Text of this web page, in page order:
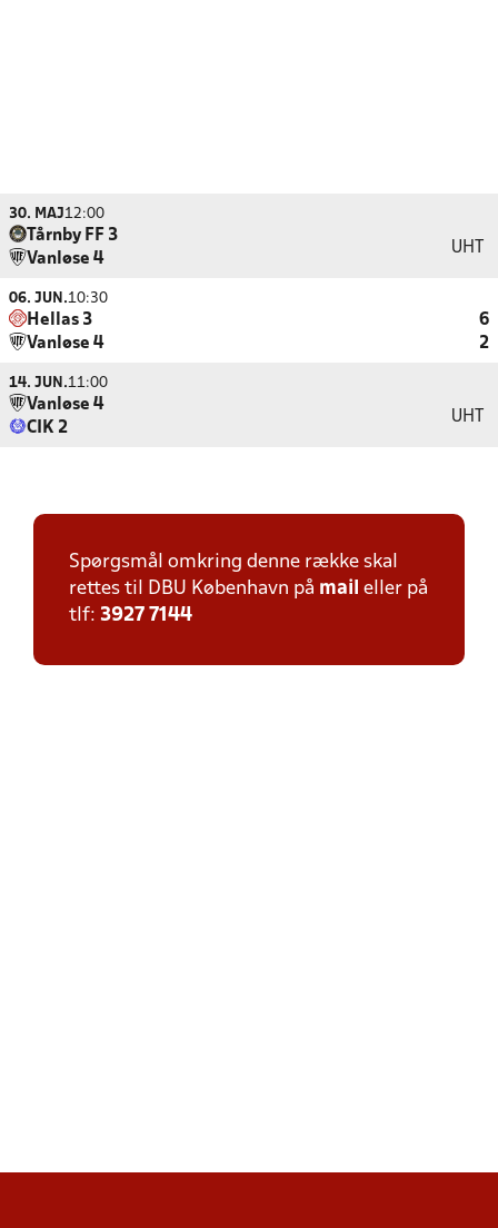
30. MAJ12:00
Tårnby FF 3
Vanløse 4
UHT
06. JUN.10:30
Hellas 3
6
Vanløse 4
2
14. JUN.11:00
Vanløse 4
CIK 2
UHT
Spørgsmål omkring denne række skal
rettes til DBU København på mail eller på
tlf: 3927 7144